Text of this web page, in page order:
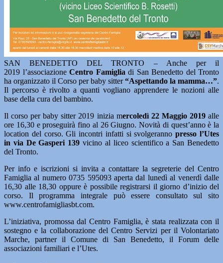
SAN BENEDETTO DEL TRONTO – Anche per il
2019 l’associazione Centro Famiglia di San Benedetto del Tronto
ha organizzato il Corso per baby sitter“Aspettando la mamma…”.
Il percorso è rivolto a quanti vogliano apprendere le nozioni alle
base della cura del bambino.
Il corso per baby sitter 2019 inizia mercoledì 22 Maggio 2019alle
ore 16,30 e proseguirà fino al 26 Giugno. Novità di quest’anno è la
location del corso. Gli incontri infatti si svolgerannopresso l’Utes
in via De Gasperi 139 vicino al liceo scientifico a San Benedetto
del Tronto.
Per info e iscrizioni si invita a contattare la segreterie del Centro
Famiglia al numero 0735 595093 aperta dal lunedì al venerdì dalle
16,30 alle 18,30 oppure è possibile registrarsi il giorno d’inizio del
corso. Il programma integrale può essere consultato sul sito
www.centrofamigliasbt.com.
L’iniziativa, promossa dal Centro Famiglia, è stata realizzata con il
sostegno e la collaborazione del Centro Servizi per il Volontariato
Marche, partner il Comune di San Benedetto, il Forum delle
associazioni familiari e l’Utes.